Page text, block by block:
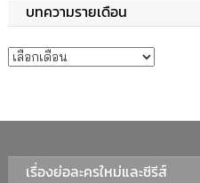
บทความรายเดือน
บทความรายเดือน
เรื่องย่อละครใหม่และซีรีส์